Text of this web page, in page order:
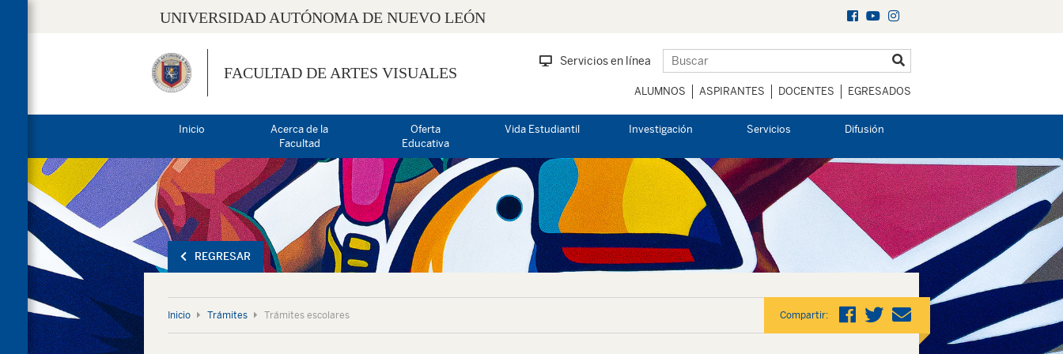
UNIVERSIDAD AUTÓNOMA DE NUEVO LEÓN
FACULTAD DE ARTES VISUALES
Servicios en línea
ALUMNOS ASPIRANTES DOCENTES EGRESADOS
Inicio
Acerca de la
Facultad
Oferta
Educativa
Vida Estudiantil Investigación Servicios Difusión
REGRESAR
Inicio Trámites Trámites escolares Compartir: